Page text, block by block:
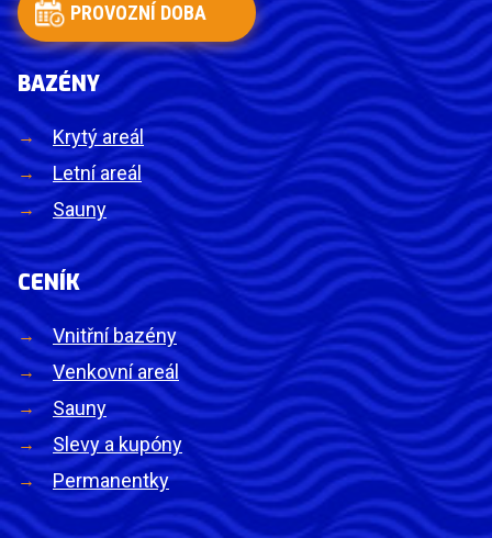
PROVOZNÍ DOBA
BAZÉNY
Krytý areál
Letní areál
Sauny
CENÍK
Vnitřní bazény
Venkovní areál
Sauny
Slevy a kupóny
Permanentky